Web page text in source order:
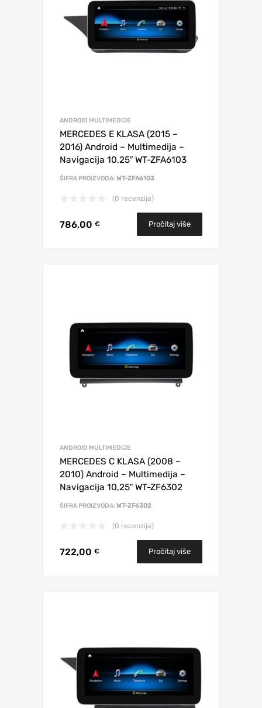
ANDROID MULTIMEDIJE
MERCEDES E KLASA (2015 –
2016) Android – Multimedija –
Navigacija 10,25″ WT-ZFA6103
ŠIFRA PROIZVODA: WT-ZFA6103
(0 recenzija)
786,00 € Pročitaj više
ANDROID MULTIMEDIJE
MERCEDES C KLASA (2008 –
2010) Android – Multimedija –
Navigacija 10,25″ WT-ZF6302
ŠIFRA PROIZVODA: WT-ZF6302
(0 recenzija)
722,00 € Pročitaj više